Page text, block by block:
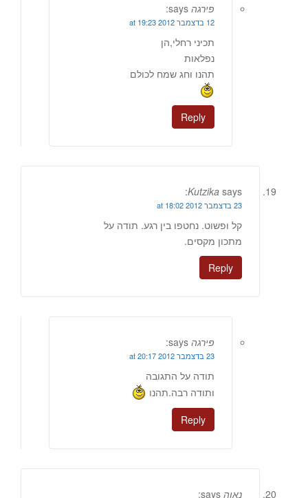
פירגה says:
12 בדצמבר 2012 at 19:23
תכיני רחלי,הן
נפלאות
תהנו וחג שמח לכולם
Reply
Kutzika says:
23 בדצמבר 2012 at 18:02
קל ופשוט. נחטפו בין רגע. תודה על
מתכון מקסים.
Reply
פירגה says:
23 בדצמבר 2012 at 20:17
תודה על התגובה
ותודה רבה.תהנו
Reply
נאוה says: